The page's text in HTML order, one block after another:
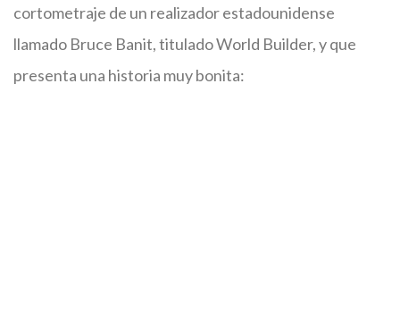
cortometraje de un realizador estadounidense
llamado Bruce Banit, titulado World Builder, y que
presenta una historia muy bonita: